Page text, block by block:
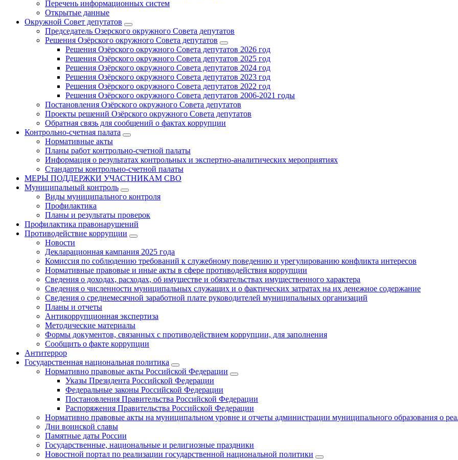
Перечень информационных систем
Открытые данные
Окружной Совет депутатов
Председатель Озерского окружного Совета депутатов
Решения Озёрского окружного Совета депутатов
Решения Озёрского окружного Совета депутатов 2026 год
Решения Озёрского окружного Совета депутатов 2025 год
Решения Озёрского окружного Совета депутатов 2024 год
Решения Озёрского окружного Совета депутатов 2023 год
Решения Озёрского окружного Совета депутатов 2022 год
Решения Озёрского окружного Совета депутатов 2006-2021 годы
Постановления Озёрского окружного Совета депутатов
Проекты решений Озёрского окружного Совета депутатов
Обратная связь для сообщений о фактах коррупции
Контрольно-счетная палата
Нормативные акты
Планы работ контрольно-счетной палаты
Информация о результатах контрольных и экспертно-аналитических мероприятиях
Стандарты контрольно-счетной палаты
МЕРЫ ПОДДЕРЖКИ УЧАСТНИКАМ СВО
Муниципальный контроль
Виды муниципального контроля
Профилактика
Планы и результаты проверок
Профилактика правонарушений
Противодействие коррупции
Новости
Декларационная кампания 2025 года
Комиссия по соблюдению требований к служебному поведению и урегулированию конфликта интересов
Нормативные правовые и иные акты в сфере противодействия коррупции
Сведения о доходах, расходах, об имуществе и обязательствах имущественного характера
Сведения о численности муниципальных служащих и о фактических затратах на их денежное содержание
Сведения о среднемесячной заработной плате руководителей муниципальных организаций
Планы и отчеты
Антикоррупционная экспертиза
Методические материалы
Формы документов, связанных с противодействием коррупции, для заполнения
Сообщить о факте коррупции
Антитеррор
Государственная национальная политика
Нормативно правовые акты Российской Федерации
Указы Президента Российской Федерации
Федеральные законы Российской Федерации
Постановления Правительства Российской Федерации
Распоряжения Правительства Российской Федерации
Нормативно правовые акты на муниципальном уровне и отчеты администрации муниципального образования о
Дни воинской славы
Памятные даты России
Государственные, национальные и религиозные праздники
Новостной портал по реализации государственной национальной политики